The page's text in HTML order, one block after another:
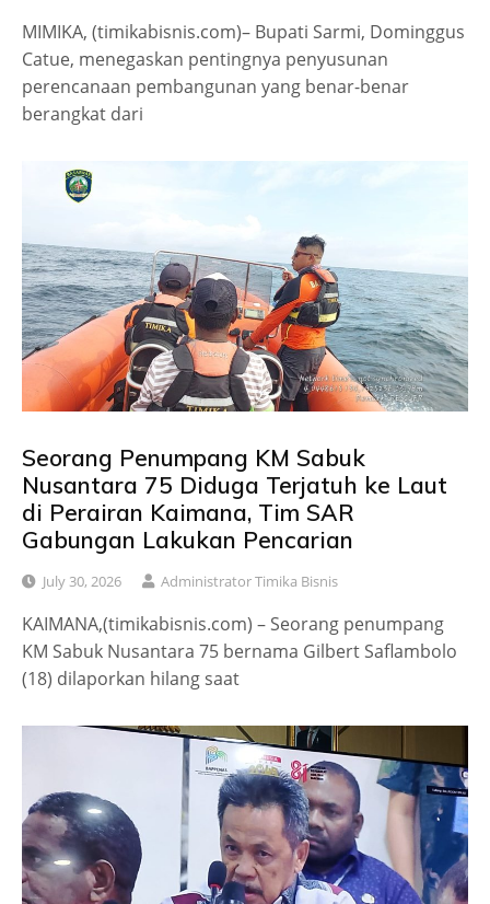
MIMIKA, (timikabisnis.com)– Bupati Sarmi, Dominggus
Catue, menegaskan pentingnya penyusunan
perencanaan pembangunan yang benar-benar
berangkat dari
Seorang Penumpang KM Sabuk
Nusantara 75 Diduga Terjatuh ke Laut
di Perairan Kaimana, Tim SAR
Gabungan Lakukan Pencarian
July 30, 2026 Administrator Timika Bisnis
KAIMANA,(timikabisnis.com) – Seorang penumpang
KM Sabuk Nusantara 75 bernama Gilbert Saflambolo
(18) dilaporkan hilang saat